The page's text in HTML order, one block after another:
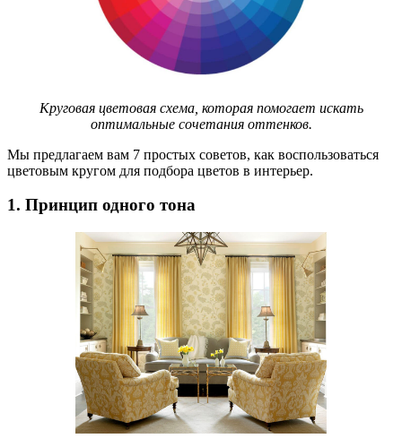
Круговая цветовая схема, которая помогает искать
оптимальные сочетания оттенков.
Мы предлагаем вам 7 простых советов, как воспользоваться
цветовым кругом для подбора цветов в интерьер.
1. Принцип одного тона